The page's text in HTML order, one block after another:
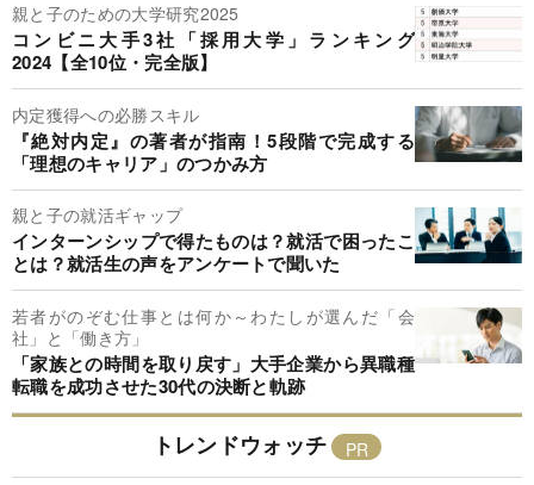
親と子のための大学研究2025
コンビニ大手3社「採用大学」ランキング
2024【全10位・完全版】
内定獲得への必勝スキル
『絶対内定』の著者が指南！5段階で完成する
「理想のキャリア」のつかみ方
親と子の就活ギャップ
インターンシップで得たものは？就活で困ったこ
とは？就活生の声をアンケートで聞いた
若者がのぞむ仕事とは何か～わたしが選んだ「会
社」と「働き方」
「家族との時間を取り戻す」大手企業から異職種
転職を成功させた30代の決断と軌跡
トレンドウォッチ